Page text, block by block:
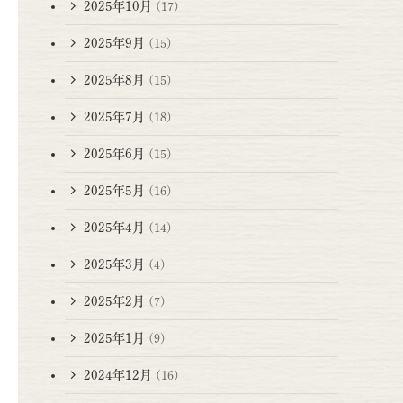
2025年10月 (17)
2025年9月 (15)
2025年8月 (15)
2025年7月 (18)
2025年6月 (15)
2025年5月 (16)
2025年4月 (14)
2025年3月 (4)
2025年2月 (7)
2025年1月 (9)
2024年12月 (16)